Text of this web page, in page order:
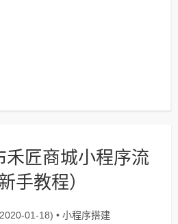
禾匠商城小程序流
手教程）
01-18) • 小程序搭建